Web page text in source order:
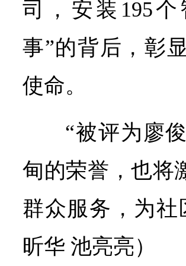
司，安装195
事”的背后，彰
使命。
“被评为廖
甸的荣誉，也将
群众服务，为
昕华 池亮亮）